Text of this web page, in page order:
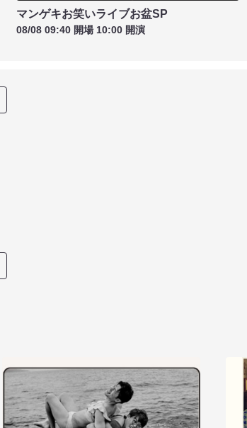
マンゲキお笑いライブお盆SP
08/08 09:40 開場 10:00 開演